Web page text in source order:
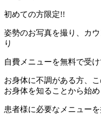
初めての方限定!!
姿勢のお写真を撮り、カ
り
自費メニューを無料で受
お身体に不調がある方、
お身体を知ることから始め
患者様に必要なメニュー